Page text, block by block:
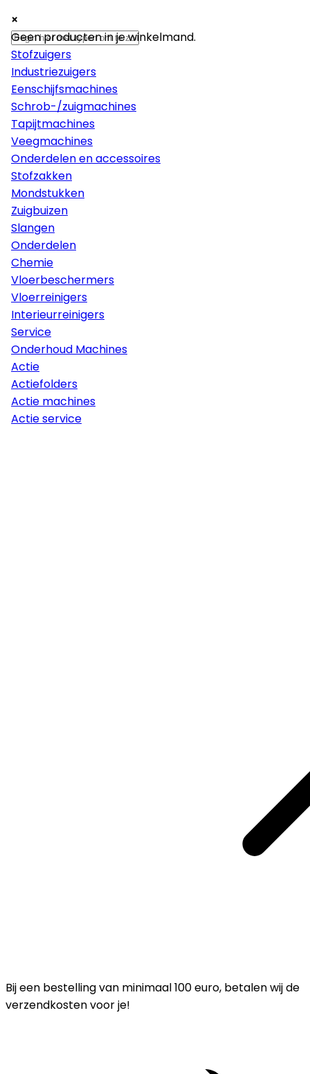
Bij een bestelling van minimaal 100 euro, betalen wij de
verzendkosten voor je!
×
Machines
Stofzuigers
Industriezuigers
Eenschijfsmachines
Schrob-/zuigmachines
Tapijtmachines
Veegmachines
Onderdelen en accessoires
Stofzakken
Mondstukken
Zuigbuizen
Slangen
Onderdelen
Chemie
Vloerbeschermers
Vloerreinigers
Interieurreinigers
Service
Onderhoud Machines
Actie
Actiefolders
Actie machines
Actie service
×
×
Geen producten in je winkelmand.